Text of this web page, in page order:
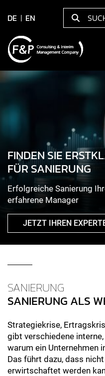
DE EN
FINDEN SIE
FÜR SANIERUNG
Erfolgreiche Sanierung
erfahrene Manager
JETZT IHREN
SANIERUNG
SANIERUNG ALS
Strategiekrise,
gibt verschiedene
warum ein Unternehmen
Das führt dazu, dass
erwirtschaftet werden